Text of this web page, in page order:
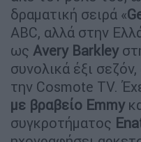
δραματική σειρά «
ABC, αλλά στην
ως Avery Barkley
συνολικά έξι
την Cosmote TV.
με βραβείο Emmy
συγκροτήματος